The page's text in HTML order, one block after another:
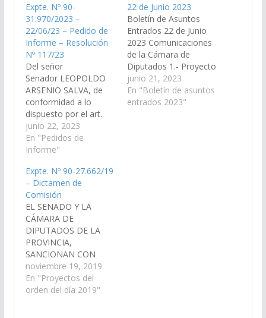
Expte. Nº 90-
31.970/2023 –
22/06/23 – Pedido de
Informe – Resolución
Nº 117/23
Del señor
Senador LEOPOLDO
ARSENIO SALVA, de
conformidad a lo
dispuesto por el art.
116 de la Constitución
de la Provincia de Salta
y el art. 149 del
Cuerpo se requiera al
Señor Ministro de
Educación, Cultura,
Ciencia y Tecnología
informe en el plazo de
5 días sobre…
junio 22, 2023
En "Pedidos de
Informe"
22 de Junio 2023
Boletín de Asuntos
Entrados 22 de Junio
2023 Comunicaciones
de la Cámara de
Diputados 1.- Proyecto
de Ley en Revisión por
el cual se modifica el
último párrafo del
junio 21, 2023
En "Boletín de asuntos
entrados 2023"
Expte. Nº 90-27.662/19
– Dictamen de
Comisión
EL SENADO Y LA
CÁMARA DE
DIPUTADOS DE LA
PROVINCIA,
SANCIONAN CON
FUERZA DE LEY
ALBERGUES
ESTUDIANTILES
noviembre 19, 2019
En "Proyectos del
orden del día 2019"